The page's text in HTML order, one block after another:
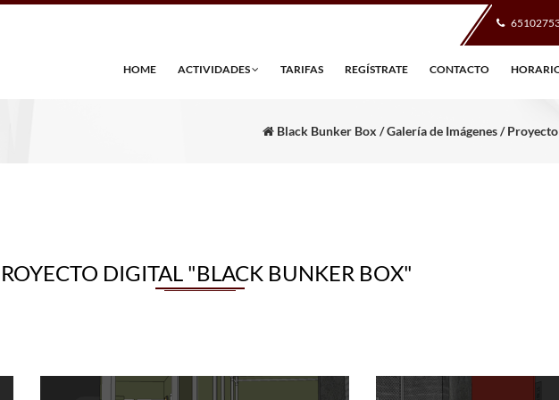
HOME ACTIVIDADES TARIFAS REGÍSTRATE CONTACTO
Black Bunker Box / Galería de Imágenes /
DIGITAL "BLACK BUNKER BOX"